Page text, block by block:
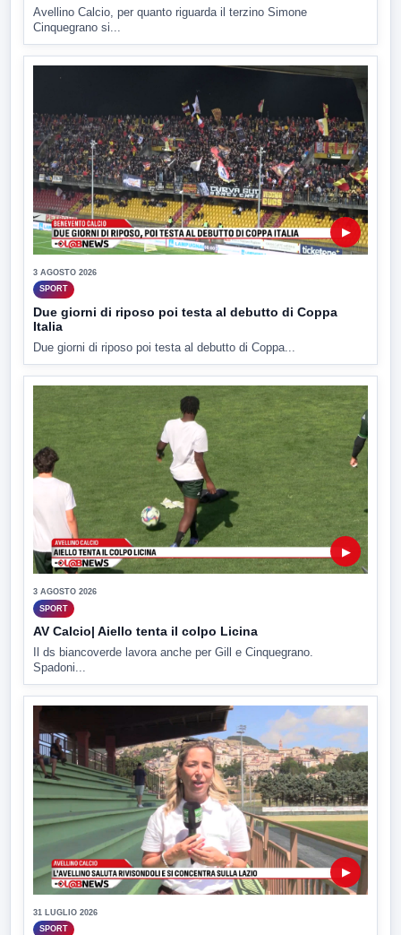
Avellino Calcio, per quanto riguarda il terzino Simone
Cinquegrano si...
▶
3 AGOSTO 2026
SPORT
Due giorni di riposo poi testa al debutto di Coppa
Italia
Due giorni di riposo poi testa al debutto di Coppa...
▶
3 AGOSTO 2026
SPORT
AV Calcio| Aiello tenta il colpo Licina
Il ds biancoverde lavora anche per Gill e Cinquegrano.
Spadoni...
▶
31 LUGLIO 2026
SPORT